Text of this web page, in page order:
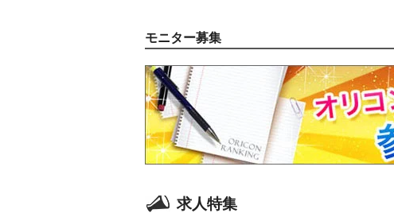
モニター募集
求人特集